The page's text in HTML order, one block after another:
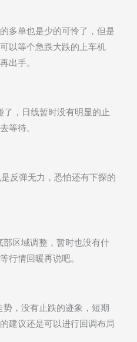
多单也是少的可怜了，但是
以等个急跌大跌的上车机
出手。
，日线暂时没有明显的止
等待。
反弹无力，恐怕还有下探的
区域调整，暂时也没有什
行情回暖再说吧。
，没有止跌的迹象，短期
建议还是可以进行回调布局